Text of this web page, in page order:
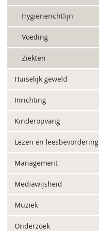
Hygiënerichtlijn
Voeding
Ziekten
Huiselijk geweld
Inrichting
Kinderopvang
Lezen en leesbevordering
Management
Mediawijsheid
Muziek
Onderzoek